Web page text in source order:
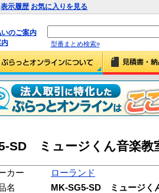
表示履歴 お気に入りを見る
のご案内
型番まとめ検索»
SD ミュージくん音楽教
カー
ローランド
名
MK-SG5-SD ミュージく